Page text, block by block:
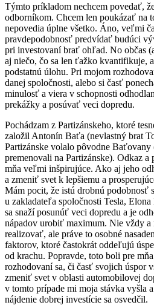
Týmto príkladom nechcem povedať,
odborníkom. Chcem len poukázať na
nepovedia úplne všetko. Áno, veľmi
pravdepodobnosť predvídať budúci
pri investovaní brať ohľad. No občas
aj niečo, čo sa len ťažko kvantifikuje,
podstatnú úlohu. Pri mojom
danej spoločnosti, alebo si časť
minulosť a viera v schopnosti
prekážky a posúvať veci dopredu.
Pochádzam z Partizánskeho, ktoré
založil Antonín Baťa (nevlastný brat
Partizánske volalo pôvodne
premenovali na Partizánske). Odkaz
mňa veľmi inšpirujúce. Ako aj jeho
a zmeniť svet k lepšiemu a
Mám pocit, že istú drobnú podobnosť
u zakladateľa spoločnosti Tesla,
sa snaží posunúť veci dopredu a je
nápadov urobiť maximum. Nie vždy a
realizovať, ale práve to osobné
faktorov, ktoré častokrát oddeľujú
od krachu. Popravde, toto boli pre
rozhodovaní sa, či časť svojich úspor
zmeniť svet v oblasti automobilovej
v tomto prípade mi moja stávka vyšla
nájdenie dobrej investície sa osvedčil.